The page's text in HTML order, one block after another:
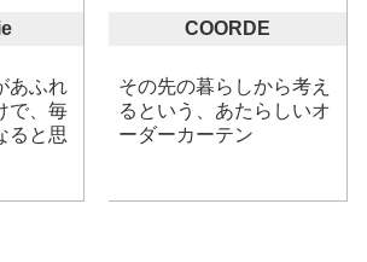
あふれ
で、毎
ると思
COORDE
その先の暮らしから考え
るという、あたらしいオ
ーダーカーテン